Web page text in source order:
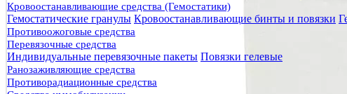
Кровоостанавливающие средства (Гемостатики)
Гемостатические гранулы Кровоостанавливающие бинты и повязки
Противоожоговые средства
Перевязочные средства
Индивидуальные перевязочные пакеты Повязки гелевые
Ранозаживляющие средства
Противорадиационные средства
Цена, руб
от
до
Бренд
Cabra Montana
Вид блюда
Супы